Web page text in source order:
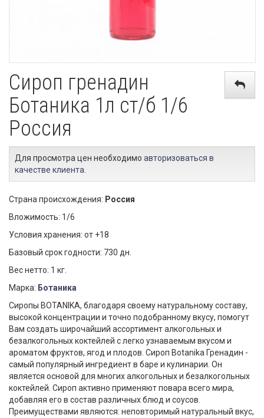
Сироп гренадин
Ботаника 1л ст/б 1/6
Россия
Для просмотра цен необходимо авторизоваться в
качестве клиента
Страна происхождения: Россия
Вложимость: 1/6
Условия хранения: от +18
Базовый срок годности: 730 дн.
Вес нетто: 1 кг.
Марка: Ботаника
Сиропы BOTANIKA, благодаря своему натуральному составу,
высокой концентрации и точно подобранному вкусу, помогут
Вам создать широчайший ассортимент алкогольных и
безалкогольных коктейлей с легко узнаваемым вкусом и
ароматом фруктов, ягод и плодов. Сироп Botanika Гренадин -
самый популярный ингредиент в баре и кулинарии. Он
является основой для многих алкогольных и безалкогольных
коктейлей. Сироп активно применяют повара всего мира,
добавляя его в состав различных блюд и соусов.
Преимуществами являются: неповторимый натуральный вкус,